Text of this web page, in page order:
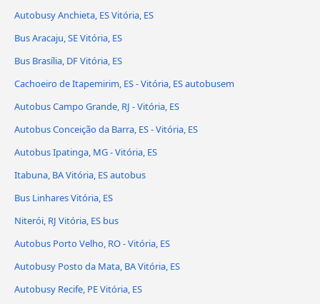
Autobusy Anchieta, ES Vitória, ES
Bus Aracaju, SE Vitória, ES
Bus Brasília, DF Vitória, ES
Cachoeiro de Itapemirim, ES - Vitória, ES autobusem
Autobus Campo Grande, RJ - Vitória, ES
Autobus Conceição da Barra, ES - Vitória, ES
Autobus Ipatinga, MG - Vitória, ES
Itabuna, BA Vitória, ES autobus
Bus Linhares Vitória, ES
Niterói, RJ Vitória, ES bus
Autobus Porto Velho, RO - Vitória, ES
Autobusy Posto da Mata, BA Vitória, ES
Autobusy Recife, PE Vitória, ES